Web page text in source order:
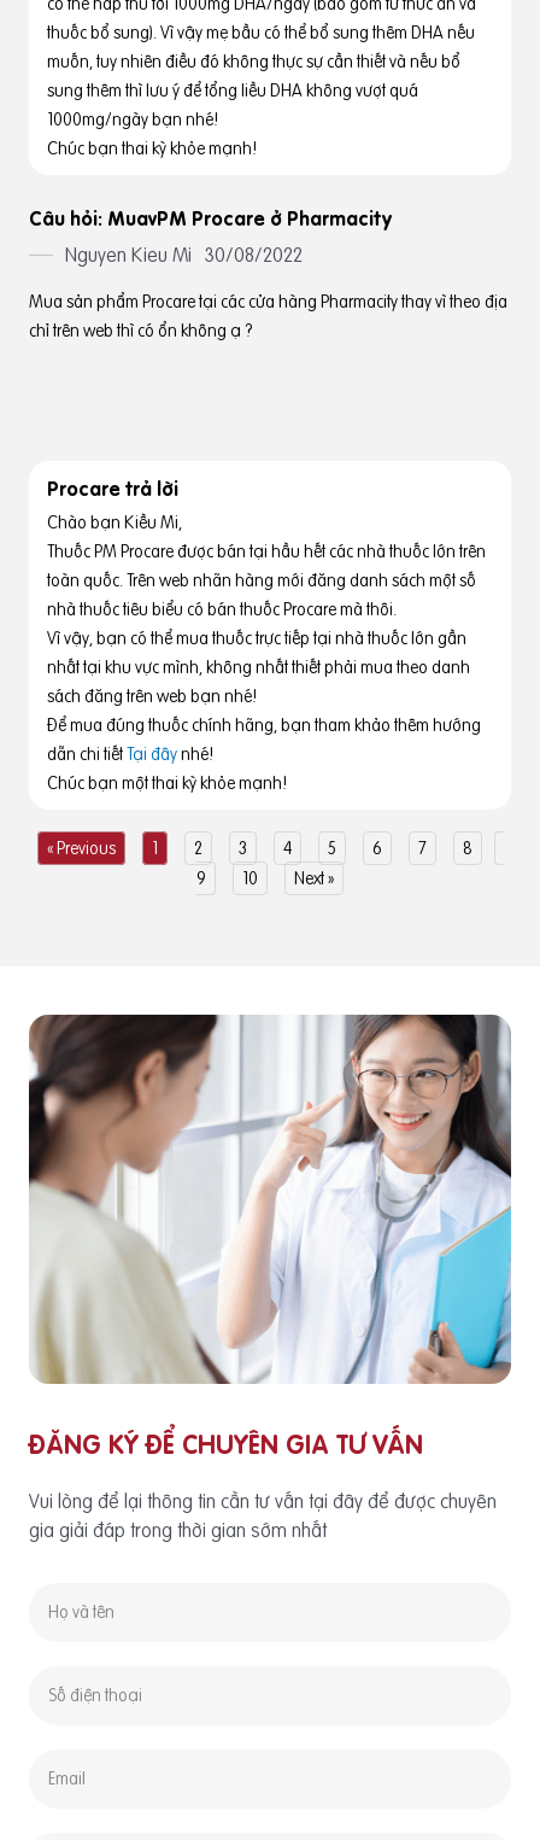
thuốc bổ sung). Vì vậy mẹ bầu có thể bổ sung thêm DHA nếu
muốn, tuy nhiên điều đó không thực sự cần thiết và nếu bổ
sung thêm thì lưu ý để tổng liều DHA không vượt quá
1000mg/ngày bạn nhé!
Chúc bạn thai kỳ khỏe mạnh!
Câu hỏi: MuavPM Procare ở Pharmacity
Nguyen Kieu Mi 30/08/2022
Mua sản phẩm Procare tại các cửa hàng Pharmacity thay vì theo địa
chỉ trên web thì có ổn không ạ ?
Procare trả lời
Chào bạn Kiều Mi,
Thuốc PM Procare được bán tại hầu hết các nhà thuốc lớn trên
toàn quốc. Trên web nhãn hàng mới đăng danh sách một số
nhà thuốc tiêu biểu có bán thuốc Procare mà thôi.
Vì vậy, bạn có thể mua thuốc trực tiếp tại nhà thuốc lớn gần
nhất tại khu vực mình, không nhất thiết phải mua theo danh
sách đăng trên web bạn nhé!
Để mua đúng thuốc chính hãng, bạn tham khảo thêm hướng
dẫn chi tiếtTại đâynhé!
Chúc bạn một thai kỳ khỏe mạnh!
« Previous 1 2 3 4 5 6 7
8
9
10 Next »
ĐĂNG KÝ ĐỂ CHUYÊN GIA TƯ VẤN
Vui lòng để lại thông tin cần tư vấn tại đây để được chuyên
gia giải đáp trong thời gian sớm nhất